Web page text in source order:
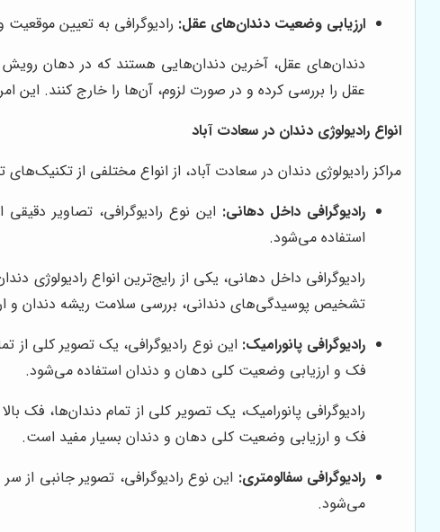
ارزیابی وضعیت دندان‌های عقل: رادیوگرافی به تعیین
دندان‌های عقل، آخرین دندان‌هایی هستند که در دهان
عقل را بررسی کرده و در صورت لزوم، آن‌ها را خارج کنند. این
انواع رادیولوژی دندان در سعادت آباد
مراکز رادیولوژی دندان در سعادت آباد، از انواع مختلفی از
رادیوگرافی داخل دهانی: این نوع رادیوگرافی، تصاویر
استفاده می‌شود.
رادیوگرافی داخل دهانی، یکی از رایج‌ترین انواع
تشخیص پوسیدگی‌های دندانی، بررسی سلامت ریشه دندان و
رادیوگرافی پانورامیک: این نوع رادیوگرافی، یک تصویر کلی
فک و ارزیابی وضعیت کلی دهان و دندان استفاده می‌شود.
رادیوگرافی پانورامیک، یک تصویر کلی از تمام دندان‌ها،
فک و ارزیابی وضعیت کلی دهان و دندان بسیار مفید است.
رادیوگرافی سفالومتری: این نوع رادیوگرافی، تصویر جانبی
می‌شود.